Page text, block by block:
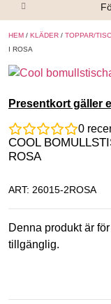
HEM / KLÄDER / TOPPAR/
I ROSA
Presentkort gäller
0
COOL
ROSA
ART: 26015-2ROSA
Denna produkt är
tillgänglig.